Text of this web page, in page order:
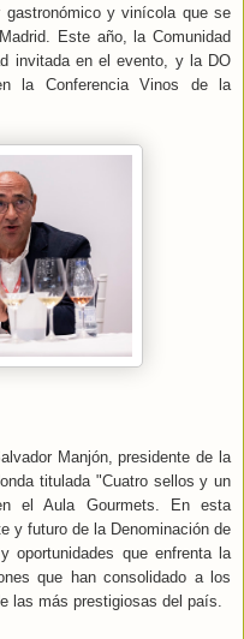
y vinícola que se
Este año, la Comunidad
invitada en el evento, y la DO
la Conferencia Vinos de la
Manjón, presidente de la
titulada "Cuatro sellos y un
el Aula Gourmets. En esta
y futuro de la Denominación de
oportunidades que enfrenta la
que han consolidado a los
las más prestigiosas del país.